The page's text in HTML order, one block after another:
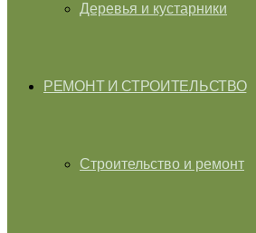
Деревья и кустарники
РЕМОНТ И СТРОИТЕЛЬСТВО
Строительство и ремонт